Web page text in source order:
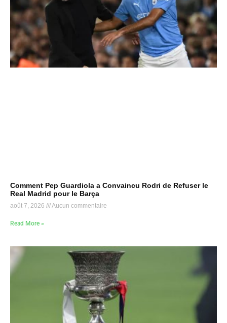
Comment Pep Guardiola a Convaincu Rodri de Refuser le
Real Madrid pour le Barça
août 7, 2026 Aucun commentaire
Read More »